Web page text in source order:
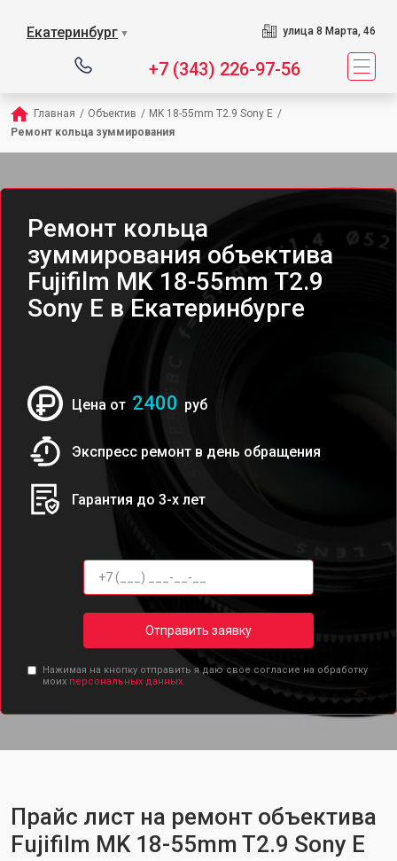
Екатеринбург ▼ улица 8 Марта, 46
+7 (343) 226-97-56
Главная / Объектив / MK 18-55mm T2.9 Sony E /
Ремонт кольца зуммирования
Ремонт кольца
зуммирования объектива
Fujifilm MK 18-55mm T2.9
Sony E в Екатеринбурге
Цена от 2400 руб
Экспресс ремонт в день обращения
Гарантия до 3-х лет
Отправить заявку
Нажимая на кнопку отправить я даю свое согласие на обработку
моих персональных данных.
Прайс лист на ремонт объектива
Fujifilm MK 18-55mm T2.9 Sony E